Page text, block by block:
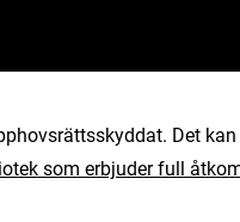
Det
som erbjuder full